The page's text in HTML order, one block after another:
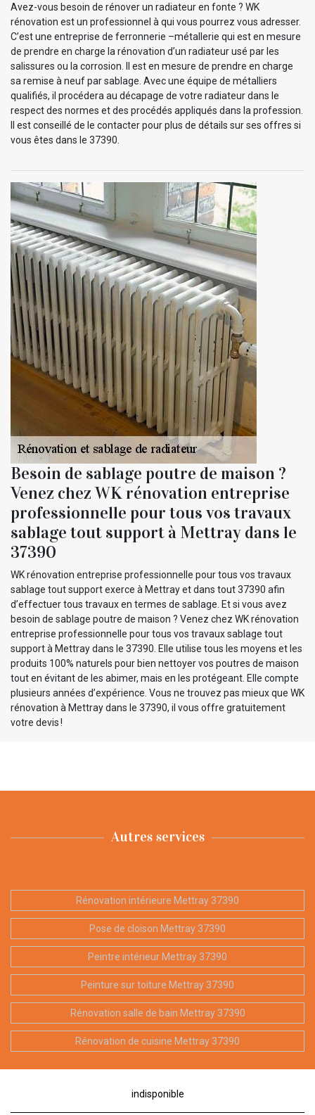
Avez-vous besoin de rénover un radiateur en fonte ? WK
rénovation est un professionnel à qui vous pourrez vous adresser.
C’est une entreprise de ferronnerie –métallerie qui est en mesure
de prendre en charge la rénovation d’un radiateur usé par les
salissures ou la corrosion. Il est en mesure de prendre en charge
sa remise à neuf par sablage. Avec une équipe de métalliers
qualifiés, il procédera au décapage de votre radiateur dans le
respect des normes et des procédés appliqués dans la profession.
Il est conseillé de le contacter pour plus de détails sur ses offres si
vous êtes dans le 37390.
Besoin de sablage poutre de maison ?
Venez chez WK rénovation entreprise
professionnelle pour tous vos travaux
sablage tout support à Mettray dans le
37390
WK rénovation entreprise professionnelle pour tous vos travaux
sablage tout support exerce à Mettray et dans tout 37390 afin
d’effectuer tous travaux en termes de sablage. Et si vous avez
besoin de sablage poutre de maison ? Venez chez WK rénovation
entreprise professionnelle pour tous vos travaux sablage tout
support à Mettray dans le 37390. Elle utilise tous les moyens et les
produits 100% naturels pour bien nettoyer vos poutres de maison
tout en évitant de les abimer, mais en les protégeant. Elle compte
plusieurs années d’expérience. Vous ne trouvez pas mieux que WK
rénovation à Mettray dans le 37390, il vous offre gratuitement
votre devis !
Autres services
Rénovation intérieure Mettray 37390
Pose de cloison Mettray 37390
Peintre intérieur Mettray 37390
Peinture sur toiture Mettray 37390
Rénovation salle de bain Mettray 37390
Rénovation de cuisine Mettray 37390
indisponible